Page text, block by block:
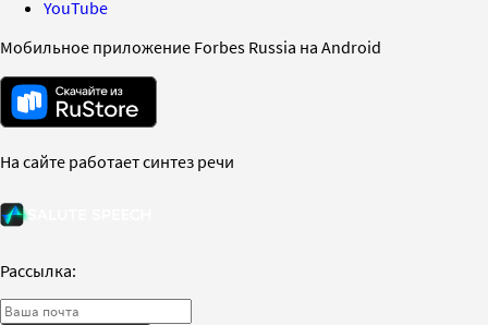
YouTube
Мобильное приложение Forbes Russia на Android
На сайте работает синтез речи
Рассылка: